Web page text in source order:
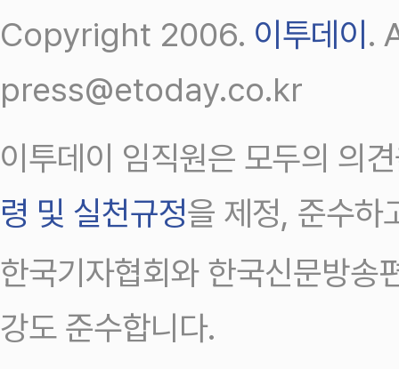
Copyright 2006. 이투데이 .
press@etoday.co.kr
이투데이 임직원은 모두의 의
령 및 실천규정을 제정, 준수하
한국기자협회와 한국신문방송
강도 준수합니다.